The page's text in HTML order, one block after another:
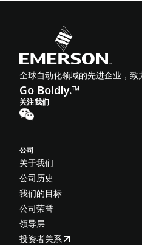
全球自动化领域的先进企业，致
Go Boldly.™
关注我们
公司
关于我们
公司历史
我们的目标
公司荣誉
领导层
投资者关系